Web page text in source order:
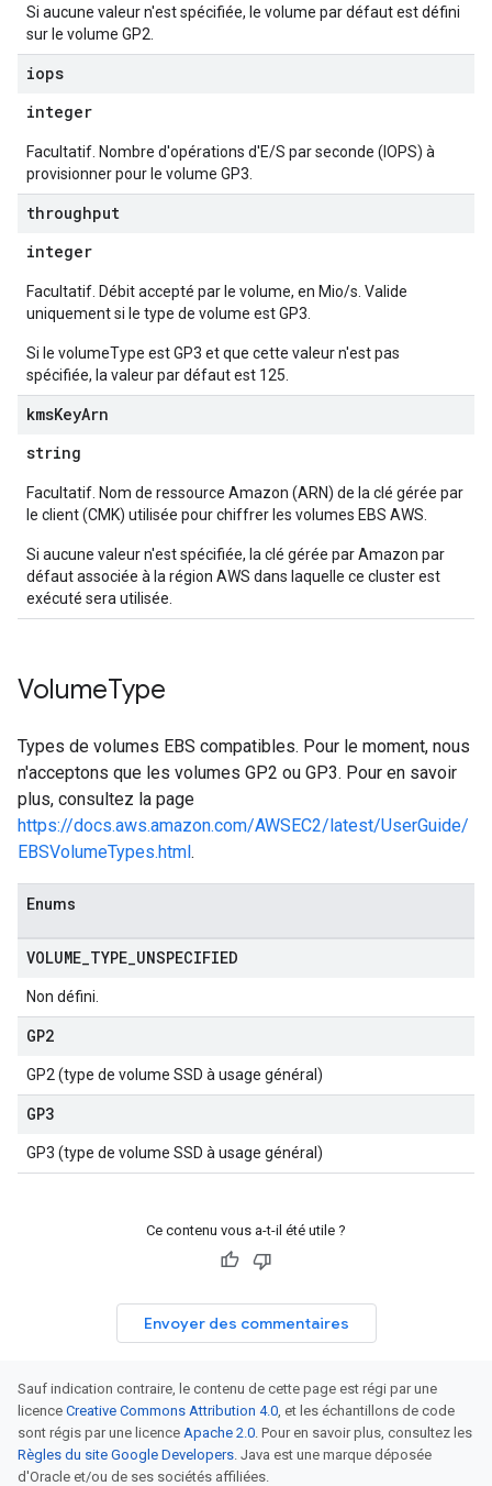
Si aucune valeur n'est spécifiée, le volume par défaut est défini
sur le volume GP2.
iops
integer
Facultatif. Nombre d'opérations d'E/S par seconde (IOPS) à
provisionner pour le volume GP3.
throughput
integer
Facultatif. Débit accepté par le volume, en Mio/s. Valide
uniquement si le type de volume est GP3.
Si le volumeType est GP3 et que cette valeur n'est pas
spécifiée, la valeur par défaut est 125.
kmsKeyArn
string
Facultatif. Nom de ressource Amazon (ARN) de la clé gérée par
le client (CMK) utilisée pour chiffrer les volumes EBS AWS.
Si aucune valeur n'est spécifiée, la clé gérée par Amazon par
défaut associée à la région AWS dans laquelle ce cluster est
exécuté sera utilisée.
VolumeType
Types de volumes EBS compatibles. Pour le moment, nous
n'acceptons que les volumes GP2 ou GP3. Pour en savoir
plus, consultez la page
https://docs.aws.amazon.com/AWSEC2/latest/UserGuide/
EBSVolumeTypes.html.
Enums
VOLUME TYPE UNSPECIFIED
Non défini.
GP2
GP2 (type de volume SSD à usage général)
GP3
GP3 (type de volume SSD à usage général)
Ce contenu vous a-t-il été utile ?
Envoyer des commentaires
Sauf indication contraire, le contenu de cette page est régi par une
licence Creative Commons Attribution 4.0, et les échantillons de code
sont régis par une licence Apache 2.0. Pour en savoir plus, consultez les
Règles du site Google Developers. Java est une marque déposée
d'Oracle et/ou de ses sociétés affiliées.